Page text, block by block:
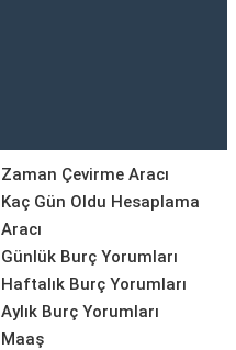
Zaman Çevirme Aracı
Kaç Gün Oldu Hesaplama
Aracı
Günlük Burç Yorumları
Haftalık Burç Yorumları
Aylık Burç Yorumları
Maaş